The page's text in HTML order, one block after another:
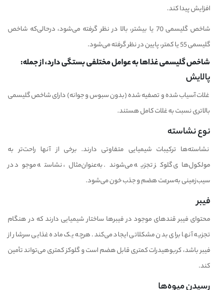
افزایش پیدا کند.
شاخص گلیسمی 70 یا بیشتر، بالا در نظر گرفته می‌شود، درحالی‌که شاخص
گلیسمی 55 یا کمتر، پایین در نظر گرفته می‌شود.
شاخص گلیسمی غذاها به عوامل مختلفی بستگی دارد، از جمله:
پالایش
غلات آسیاب شده و تصفیه شده (بدون سبوس و جوانه) دارای شاخص گلیسمی
بالاتری نسبت به غلات کامل هستند.
نوع نشاسته
نشاسته‌ها ترکیبات شیمیایی متفاوتی دارند. برخی از آنها راحت‌تر به
مولکول‌های گلوکز تجزیه می‌شوند. به‌عنوان‌مثال، نشاسته موجود در
سیب‌زمینی به‌سرعت هضم و جذب خون می‌شود.
فیبر
محتوای فیبر قندهای موجود در فیبرها ساختار شیمیایی دارند که در هنگام
تجزیه آنها برای بدن مشکلاتی ایجاد می‌کند. هرچه یک ماده غذایی سرشار از
فیبر باشد، کربوهیدرات کمتری قابل هضم است و گلوکز کمتری می‌تواند تأمین
کند.